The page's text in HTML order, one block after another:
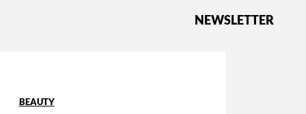
NEWSLETTER
BEAUTY